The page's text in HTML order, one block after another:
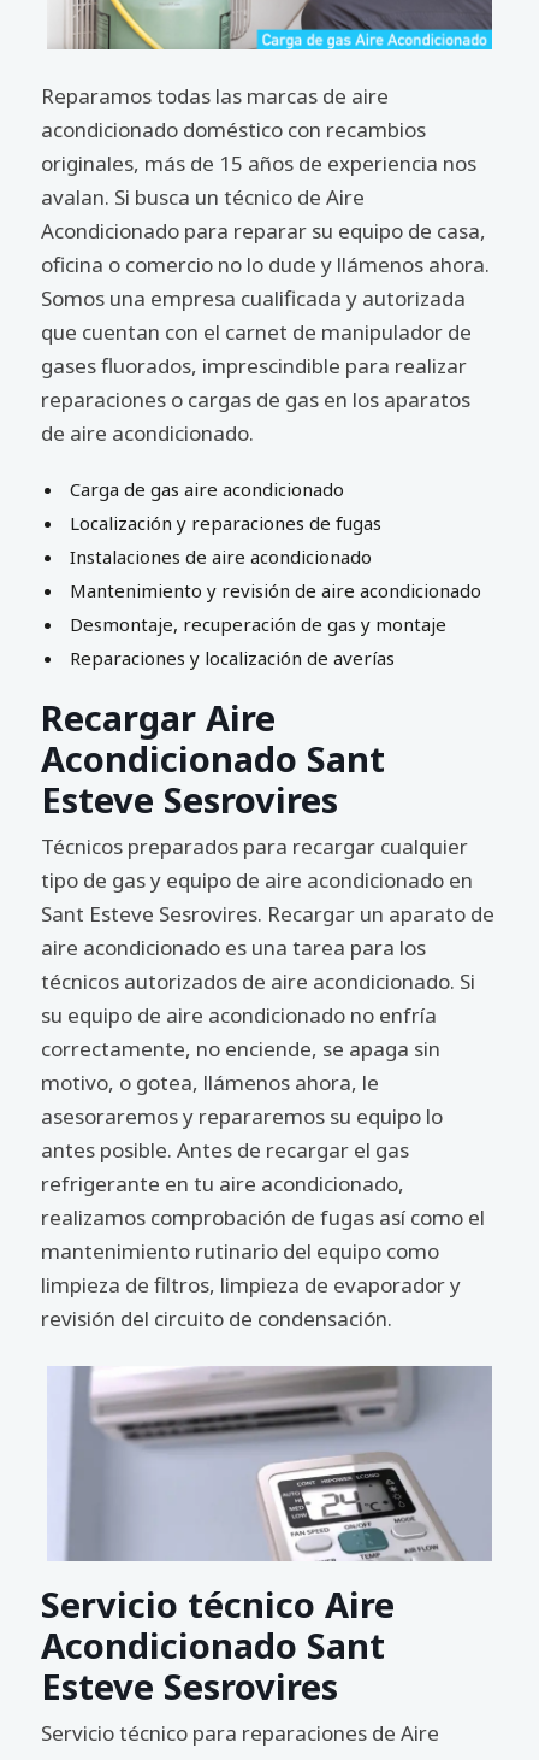
Reparamos todas las marcas de aire
acondicionado doméstico con recambios
originales, más de 15 años de experiencia nos
avalan. Si busca un técnico de Aire
Acondicionado para reparar su equipo de casa,
oficina o comercio no lo dude y llámenos ahora.
Somos una empresa cualificada y autorizada
que cuentan con el carnet de manipulador de
gases fluorados, imprescindible para realizar
reparaciones o cargas de gas en los aparatos
de aire acondicionado.
Carga de gas aire acondicionado
Localización y reparaciones de fugas
Instalaciones de aire acondicionado
Mantenimiento y revisión de aire acondicionado
Desmontaje, recuperación de gas y montaje
Reparaciones y localización de averías
Recargar Aire
Acondicionado Sant
Esteve Sesrovires
Técnicos preparados para recargar cualquier
tipo de gas y equipo de aire acondicionado en
Sant Esteve Sesrovires. Recargar un aparato de
aire acondicionado es una tarea para los
técnicos autorizados de aire acondicionado. Si
su equipo de aire acondicionado no enfría
correctamente, no enciende, se apaga sin
motivo, o gotea, llámenos ahora, le
asesoraremos y repararemos su equipo lo
antes posible. Antes de recargar el gas
refrigerante en tu aire acondicionado,
realizamos comprobación de fugas así como el
mantenimiento rutinario del equipo como
limpieza de filtros, limpieza de evaporador y
revisión del circuito de condensación.
Servicio técnico Aire
Acondicionado Sant
Esteve Sesrovires
Servicio técnico para reparaciones de Aire